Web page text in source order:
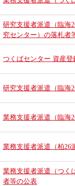
研究支援者派遣（臨海
究センター）の落札者
つくばセンター 資産
研究支援者派遣（臨海
業務支援者派遣（臨海
業務支援者派遣（柏26
業務支援者派遣（つく
者等の公表